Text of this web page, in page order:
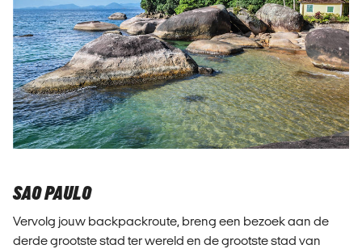
SAO PAULO
Vervolg jouw backpackroute, breng een bezoek aan de
derde grootste stad ter wereld en de grootste stad van